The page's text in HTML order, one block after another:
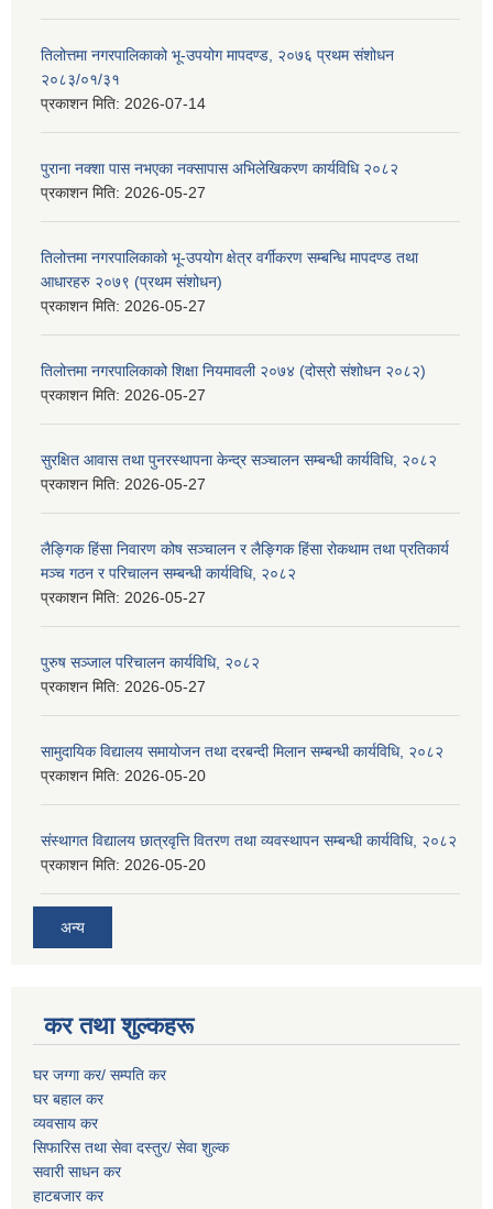
तिलोत्तमा नगरपालिकाको भू-उपयोग मापदण्ड, २०७६ प्रथम संशोधन
२०८३/०१/३१
प्रकाशन मिति: 2026-07-14
पुराना नक्शा पास नभएका नक्सापास अभिलेखिकरण कार्यविधि २०८२
प्रकाशन मिति: 2026-05-27
तिलोत्तमा नगरपालिकाको भू-उपयोग क्षेत्र वर्गीकरण सम्बन्धि मापदण्ड तथा
आधारहरु २०७९ (प्रथम संशोधन)
प्रकाशन मिति: 2026-05-27
तिलोत्तमा नगरपालिकाको शिक्षा नियमावली २०७४ (दोस्रो संशोधन २०८२)
प्रकाशन मिति: 2026-05-27
सुरक्षित आवास तथा पुनरस्थापना केन्द्र सञ्चालन सम्बन्धी कार्यविधि, २०८२
प्रकाशन मिति: 2026-05-27
लैङ्गिक हिंसा निवारण कोष सञ्चालन र लैङ्गिक हिंसा रोकथाम तथा प्रतिकार्य
मञ्च गठन र परिचालन सम्बन्धी कार्यविधि, २०८२
प्रकाशन मिति: 2026-05-27
पुरुष सञ्जाल परिचालन कार्यविधि, २०८२
प्रकाशन मिति: 2026-05-27
सामुदायिक विद्यालय समायोजन तथा दरबन्दी मिलान सम्बन्धी कार्यविधि, २०८२
प्रकाशन मिति: 2026-05-20
संस्थागत विद्यालय छात्रवृत्ति वितरण तथा व्यवस्थापन सम्बन्धी कार्यविधि, २०८२
प्रकाशन मिति: 2026-05-20
अन्य
कर तथा शुल्कहरू
घर जग्गा कर/ सम्पति कर
घर बहाल कर
व्यवसाय कर
सिफारिस तथा सेवा दस्तुर/ सेवा शुल्क
सवारी साधन कर
हाटबजार कर